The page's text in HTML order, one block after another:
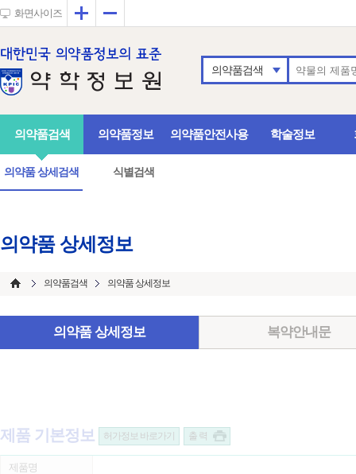
화면사이즈 확대
의약품검색
의약품검색
의약품 상세검색 식별검색
의약품정보 의약품안전사용 학술정보
의약품 상세정보
의약품검색 의약품 상세정보
의약품 상세정보 복약안내문
제품 기본정보 허가정보 바로가기 출 력
제품명